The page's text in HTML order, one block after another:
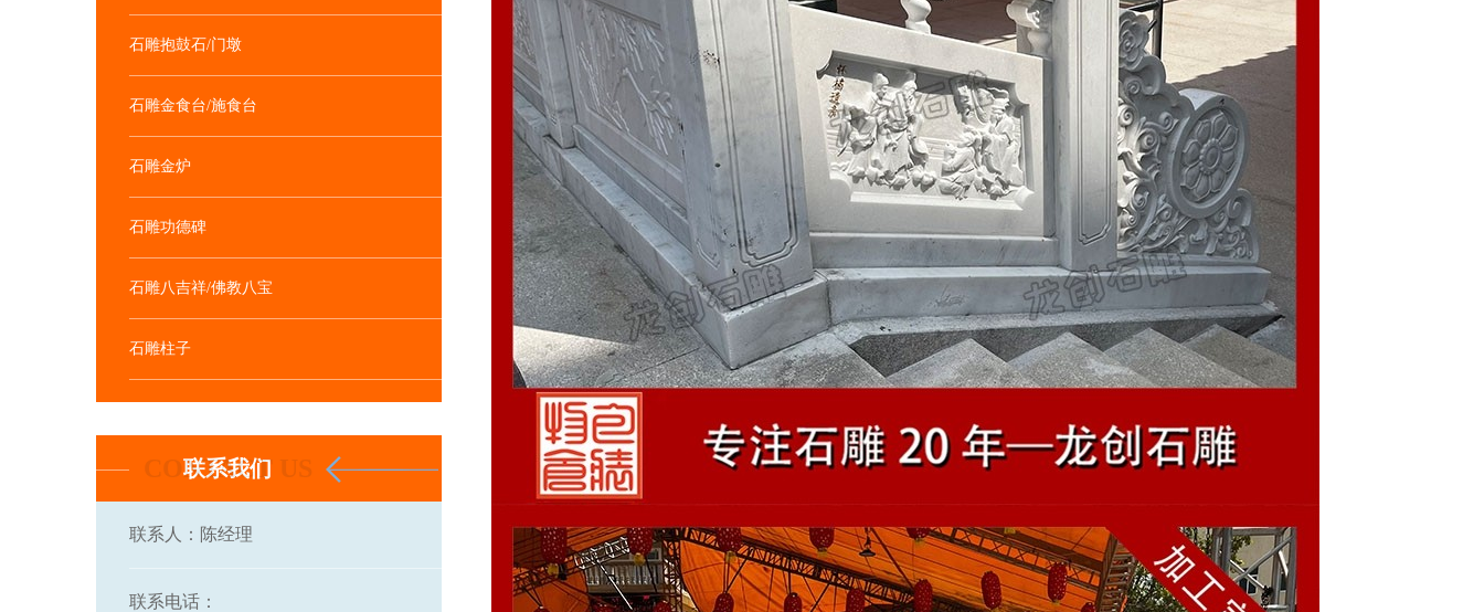
石雕抱鼓石/门墩
石雕金食台/施食台
石雕金炉
石雕功德碑
石雕八吉祥/佛教八宝
石雕柱子
联系我们
联系人：陈经理
联系电话：